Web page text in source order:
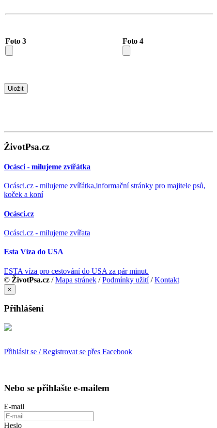
Foto 3 Foto 4
ŽivotPsa.cz
Ocásci - milujeme zvířátka
Ocásci.cz - milujeme zvířátka,informační stránky pro majitele psů,
koček a koní
Ocásci.cz
Ocásci.cz - milujeme zvířata
Esta Víza do USA
ESTA víza pro cestování do USA za pár minut.
© ŽivotPsa.cz /Mapa stránek /Podmínky užití/Kontakt
×
Přihlášení
Přihlásit se / Registrovat se přes Facebook
Nebo se přihlašte e-mailem
E-mail
Heslo